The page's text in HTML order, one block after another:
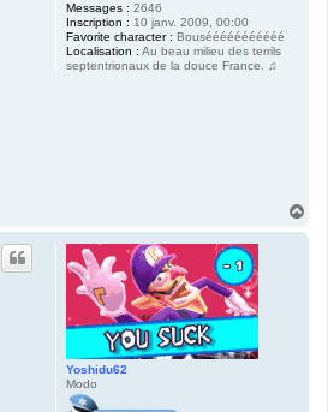
Messages : 2646
Inscription : 10 janv. 2009, 00:00
Favorite character : Bousééééééééééé
Localisation : Au beau milieu des terrils
septentrionaux de la douce France. ♫
Yoshidu62
Modo